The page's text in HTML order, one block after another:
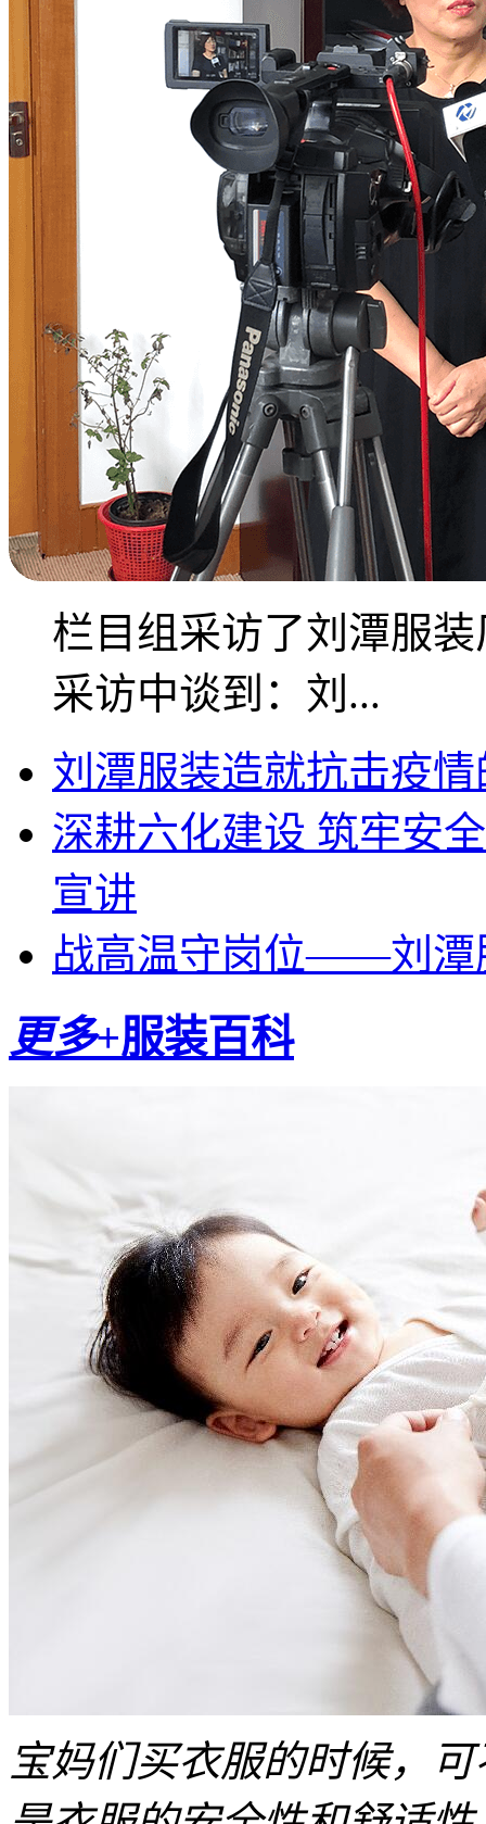
栏目组采访了刘潭服
采访中谈到：刘...
刘潭服装造就抗击疫情
深耕六化建设 筑牢安
宣讲
战高温守岗位——刘潭
更多+服装百科
宝妈们买衣服的时候，